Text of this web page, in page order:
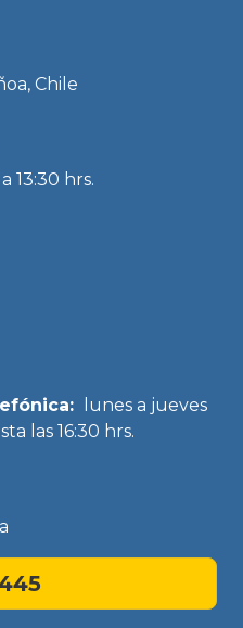
Chile
13:30 hrs.
lunes a jueves
las 16:30 hrs.